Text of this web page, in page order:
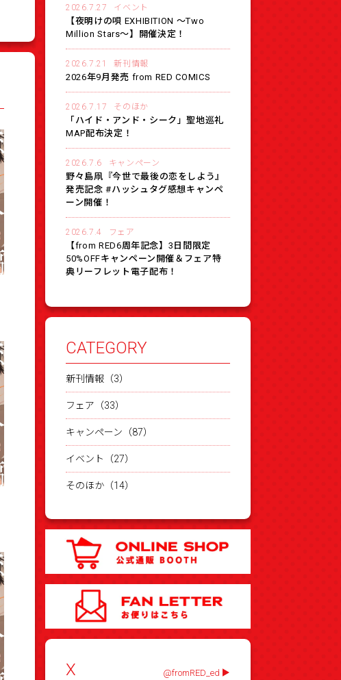
2026.7.27 イベント
【夜明けの唄 EXHIBITION 〜Two
Million Stars〜】開催決定！
2026.7.21 新刊情報
2026年9月発売 from RED COMICS
2026.7.17 そのほか
「ハイド・アンド・シーク」聖地巡礼
MAP配布決定！
2026.7.6 キャンペーン
野々島凧『今世で最後の恋をしよう』
発売記念 #ハッシュタグ感想キャンペ
ーン開催！
2026.7.4 フェア
【from RED6周年記念】3日間限定
50%OFFキャンペーン開催＆フェア特
典リーフレット電子配布！
CATEGORY
新刊情報（3）
フェア（33）
キャンペーン（87）
イベント（27）
そのほか（14）
X @fromRED_ed